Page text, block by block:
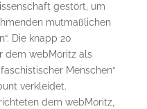
gestört, um
mutmaßlichen
Die knapp 20
dem webMoritz als
Menschen“
verkleidet.
dem webMoritz,